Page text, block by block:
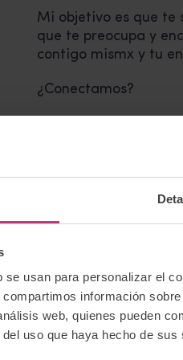
usan para personalizar el
información
web, quienes pueden
uso que haya hecho de sus
Mi objetivo es que te
que te preocupa y
contigo mismx y tu
¿Conectamos?
Me encantaría que
través de mi perfil
Encuadrado:
Correo electrónico:
Página web:https://